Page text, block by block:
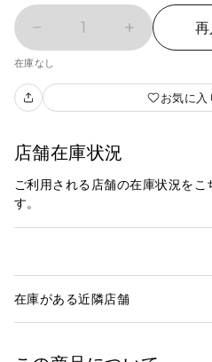
1
在庫なし
お気に入
店舗在庫状況
ご利用される店舗の在庫状況をこ
す。
在庫がある近隣店舗